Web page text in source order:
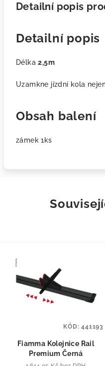
Detailní popis
Detailní popis
Délka2,5m
Uzamkne jízdní kola
Obsah balení
zámek 1ks
Fiamma Kolejnice Rail
Premium Černá
KÓD:441193